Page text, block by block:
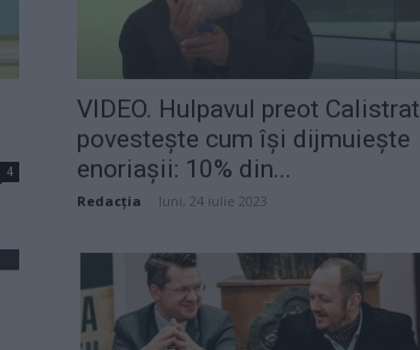
4
VIDEO. Hulpavul preot Calistrat
povestește cum își dijmuiește
enoriașii: 10% din...
Redacţia luni, 24 iulie 2023